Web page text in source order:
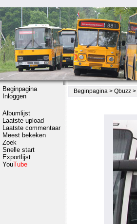
Beginpagina
Inloggen
Albumlijst
Laatste upload
Laatste commentaar
Meest bekeken
Zoek
Snelle start
Exportlijst
YouTube
Beginpagina > Qbuzz >